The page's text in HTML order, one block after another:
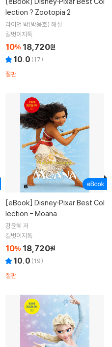
lection ? Zootopia 2
라이언 박(박용호) 해설
길벗이지톡
10% 18,720원
10.0 (17)
절판
[eBook]
lection - Moana
강윤혜 저
길벗이지톡
10% 18,720원
10.0 (19)
절판